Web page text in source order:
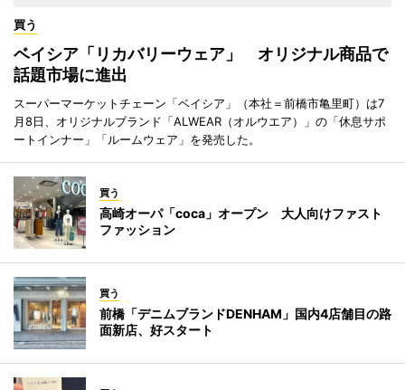
買う
ベイシア「リカバリーウェア」 オリジナル商品で
話題市場に進出
スーパーマーケットチェーン「ベイシア」（本社＝前橋市亀里町）は7
月8日、オリジナルブランド「ALWEAR（オルウエア）」の「休息サポ
ートインナー」「ルームウェア」を発売した。
買う
高崎オーパ「coca」オープン 大人向けファスト
ファッション
買う
前橋「デニムブランドDENHAM」国内4店舗目の路
面新店、好スタート